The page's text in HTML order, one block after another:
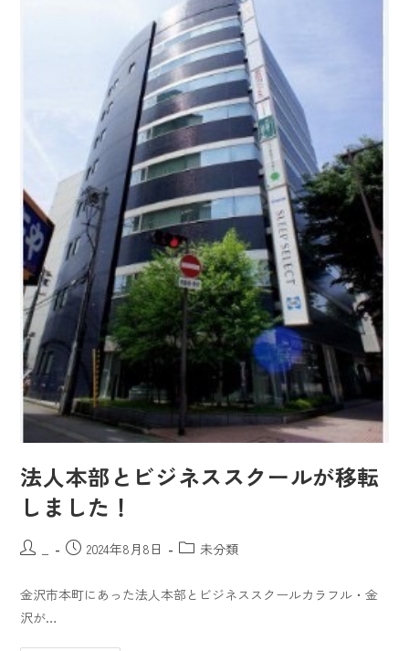
法人本部とビジネススクールが移転
しました！
2024年8月8日 未分類
金沢市本町にあった法人本部とビジネススクールカラフル・金
沢が…